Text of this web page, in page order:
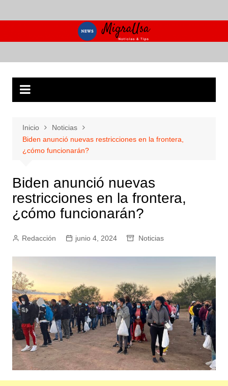
al
Inicio
Noticias
Biden anunció nuevas restricciones en la frontera,
¿cómo funcionarán?
Biden anunció nuevas
restricciones en la frontera,
¿cómo funcionarán?
Redacción junio 4, 2024 Noticias